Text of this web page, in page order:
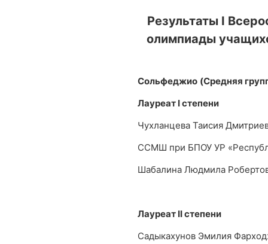
Результаты I
олимпиады
Сольфеджио (Cредняя
Лауреат Iстепени
Чухланцева Таисия
ССМШ при БПОУ УР
Шабалина Людмила
Лауреат IIстепени
Садыкахунов Эмилия